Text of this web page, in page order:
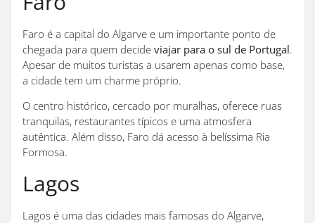
Faro é a capital do Algarve e um importante ponto de
chegada para quem decide viajar para o sul de Portugal.
Apesar de muitos turistas a usarem apenas como base,
a cidade tem um charme próprio.
O centro histórico, cercado por muralhas, oferece ruas
tranquilas, restaurantes típicos e uma atmosfera
autêntica. Além disso, Faro dá acesso à belíssima Ria
Formosa.
Lagos
Lagos é uma das cidades mais famosas do Algarve,